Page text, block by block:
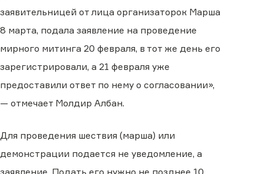
заявительницей от лица организаторок Марша
8 марта, подала заявление на проведение
мирного митинга 20 февраля, в тот же день его
зарегистрировали, а 21 февраля уже
предоставили ответ по нему о согласовании»,
— отмечает Молдир Албан.
Для проведения шествия (марша) или
демонстрации подается не уведомление, а